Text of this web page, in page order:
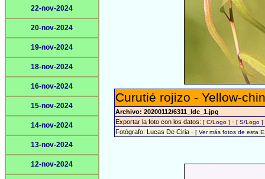
22-nov-2024
20-nov-2024
19-nov-2024
18-nov-2024
16-nov-2024
15-nov-2024
14-nov-2024
13-nov-2024
12-nov-2024
Curutié rojizo - Yellow-
Archivo: 20200112/6311_ldc_1.jpg
Exportar la foto con los datos:[ C/Logo ] -[ S/Logo ]
Fotógrafo: Lucas De Ciria -[ Ver más fotos de esta